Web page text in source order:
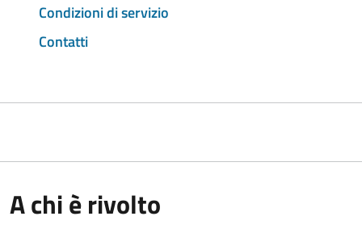
Condizioni di servizio
Contatti
A chi è rivolto